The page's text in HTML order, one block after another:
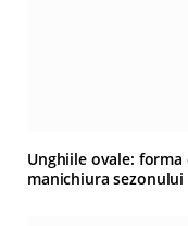
Unghiile ovale:
manichiura sezonului